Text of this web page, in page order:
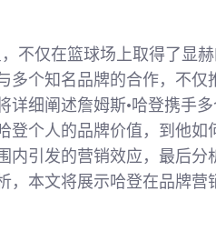
不仅在篮球场上取得了显
多个知名品牌的合作，不
细阐述詹姆斯·哈登携手多
登个人的品牌价值，到他如
内引发的营销效应，最后
，本文将展示哈登在品牌营